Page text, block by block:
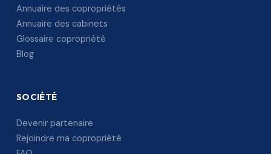
Annuaire des copropriétés
Annuaire des cabinets
Glossaire copropriété
Blog
SOCIÉTÉ
Devenir partenaire
Rejoindre ma copropriété